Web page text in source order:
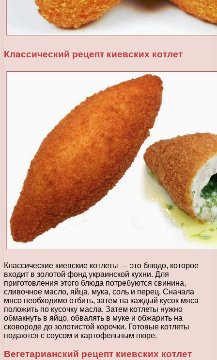
Классический рецепт киевских котлет
Классические киевские котлеты — это блюдо, которое
входит в золотой фонд украинской кухни. Для
приготовления этого блюда потребуются свинина,
сливочное масло, яйца, мука, соль и перец. Сначала
мясо необходимо отбить, затем на каждый кусок мяса
положить по кусочку масла. Затем котлеты нужно
обмакнуть в яйцо, обвалять в муке и обжарить на
сковороде до золотистой корочки. Готовые котлеты
подаются с соусом и картофельным пюре.
Вегетарианский рецепт киевских котлет